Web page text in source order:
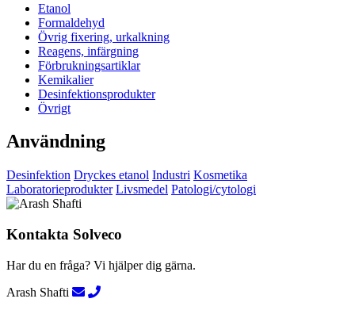
Etanol
Formaldehyd
Övrig fixering, urkalkning
Reagens, infärgning
Förbrukningsartiklar
Kemikalier
Desinfektionsprodukter
Övrigt
Användning
Desinfektion Dryckes etanol Industri Kosmetika
Laboratorieprodukter Livsmedel Patologi/cytologi
Kontakta Solveco
Har du en fråga? Vi hjälper dig gärna.
Arash Shafti